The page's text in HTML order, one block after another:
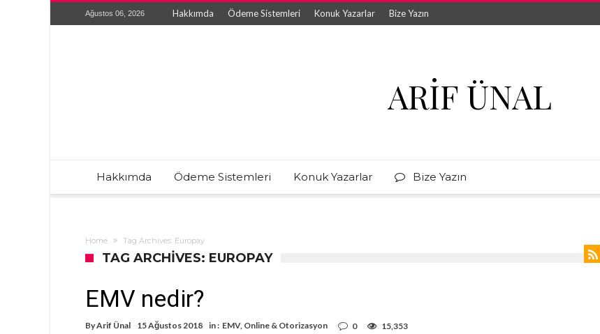
Ağustos 06, 2026 Hakkımda Ödeme Sistemleri Konuk Yazarlar Bize Yazın
ARIF ÜNAL
Hakkımda Ödeme Sistemleri Konuk Yazarlar Bize Yazın
Home Tag Archives: Europay
TAG ARCHIVES: EUROPAY
EMV nedir?
ByArif Ünal 15 Ağustos 2018 in : EMV, Online & Otorizasyon 0 15,353